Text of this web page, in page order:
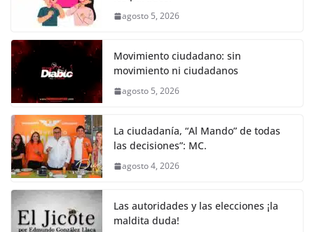
agosto 5, 2026
Movimiento ciudadano: sin
movimiento ni ciudadanos
agosto 5, 2026
La ciudadanía, “Al Mando” de todas
las decisiones”: MC.
agosto 4, 2026
Las autoridades y las elecciones ¡la
maldita duda!